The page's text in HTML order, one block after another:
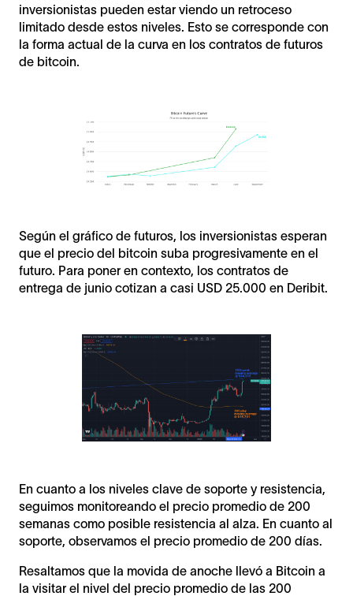
inversionistas pueden estar viendo un retroceso
limitado desde estos niveles. Esto se corresponde con
la forma actual de la curva en los contratos de futuros
de bitcoin.
Según el gráfico de futuros, los inversionistas esperan
que el precio del bitcoin suba progresivamente en el
futuro. Para poner en contexto, los contratos de
entrega de junio cotizan a casi USD 25.000 en Deribit.
En cuanto a los niveles clave de soporte y resistencia,
seguimos monitoreando el precio promedio de 200
semanas como posible resistencia al alza. En cuanto al
soporte, observamos el precio promedio de 200 días.
Resaltamos que la movida de anoche llevó a Bitcoin a
la visitar el nivel del precio promedio de las 200